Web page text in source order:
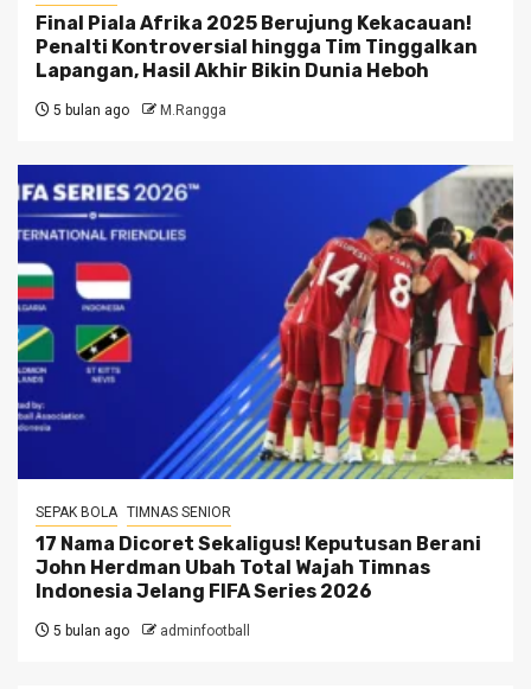
Final Piala Afrika 2025 Berujung Kekacauan!
Penalti Kontroversial hingga Tim Tinggalkan
Lapangan, Hasil Akhir Bikin Dunia Heboh
5 bulan ago M.Rangga
SEPAK BOLA TIMNAS SENIOR
17 Nama Dicoret Sekaligus! Keputusan Berani
John Herdman Ubah Total Wajah Timnas
Indonesia Jelang FIFA Series 2026
5 bulan ago adminfootball